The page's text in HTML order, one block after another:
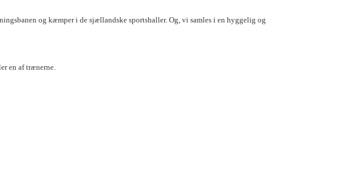
og kæmper i de sjællandske sportshaller. Og, vi samles i en hyggelig og
en af trænerne.